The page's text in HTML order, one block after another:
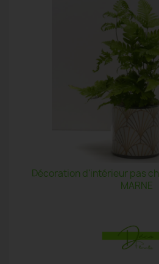
Décoration d'intérieur pas
MARNE